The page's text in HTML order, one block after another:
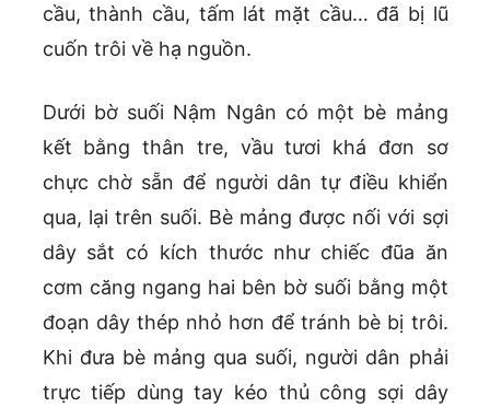
cầu, thành cầu, tấm lát mặt cầu… đã bị lũ
cuốn trôi về hạ nguồn.
Dưới bờ suối Nậm Ngân có một bè mảng
kết bằng thân tre, vầu tươi khá đơn sơ
chực chờ sẵn để người dân tự điều khiển
qua, lại trên suối. Bè mảng được nối với sợi
dây sắt có kích thước như chiếc đũa ăn
cơm căng ngang hai bên bờ suối bằng một
đoạn dây thép nhỏ hơn để tránh bè bị trôi.
Khi đưa bè mảng qua suối, người dân phải
trực tiếp dùng tay kéo thủ công sợi dây